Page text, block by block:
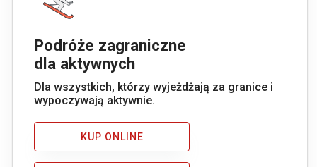
Podróże zagraniczne
dla aktywnych
Dla wszystkich, którzy wyjeżdżają za granice i
wypoczywają aktywnie.
KUP ONLINE